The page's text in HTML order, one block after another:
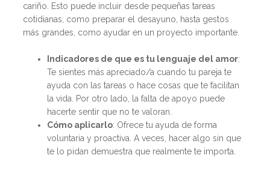
cariño. Esto puede incluir desde pequeñas tareas
cotidianas, como preparar el desayuno, hasta gestos
más grandes, como ayudar en un proyecto importante.
Indicadores de que es tu lenguaje del amor:
Te sientes más apreciado/a cuando tu pareja te
ayuda con las tareas o hace cosas que te facilitan
la vida. Por otro lado, la falta de apoyo puede
hacerte sentir que no te valoran.
Cómo aplicarlo: Ofrece tu ayuda de forma
voluntaria y proactiva. A veces, hacer algo sin que
te lo pidan demuestra que realmente te importa.